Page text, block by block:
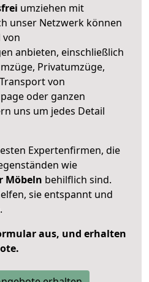
umziehen mit
unser Netzwerk können
von
anbieten, einschließlich
Privatumzüge,
von
oder ganzen
uns um jedes Detail
Expertenfirmen, die
wie
Möbeln behilflich sind.
sie entspannt und
aus, und erhalten